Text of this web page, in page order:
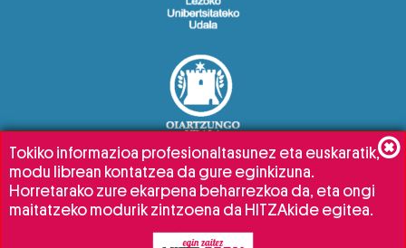
Tokiko informazioa profesionaltasunez eta euskaratik,
modu librean kontatzea da gure eginkizuna.
Horretarako zure ekarpena beharrezkoa da, eta ongi
maitatzeko modurik zintzoena da HITZAkide egitea.